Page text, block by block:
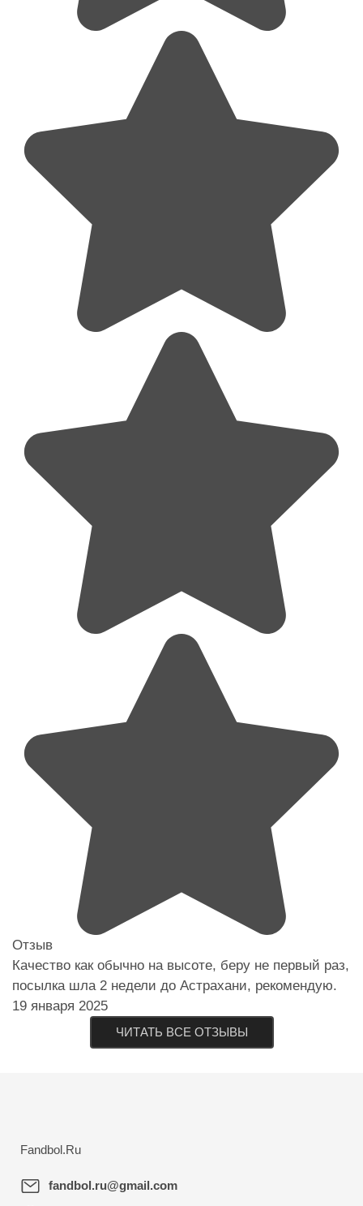
Отзыв
Качество как обычно на высоте, беру не первый раз,
посылка шла 2 недели до Астрахани, рекомендую.
19 января 2025
ЧИТАТЬ ВСЕ ОТЗЫВЫ
Fandbol.Ru
fandbol.ru@gmail.com